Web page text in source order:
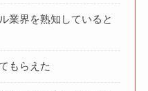
業界を熟知していると
もらえた